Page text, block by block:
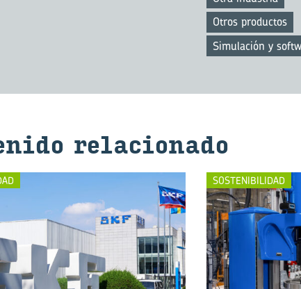
Otros productos
Simulación y
re­la­cio­na­do
SOSTENIBILIDAD